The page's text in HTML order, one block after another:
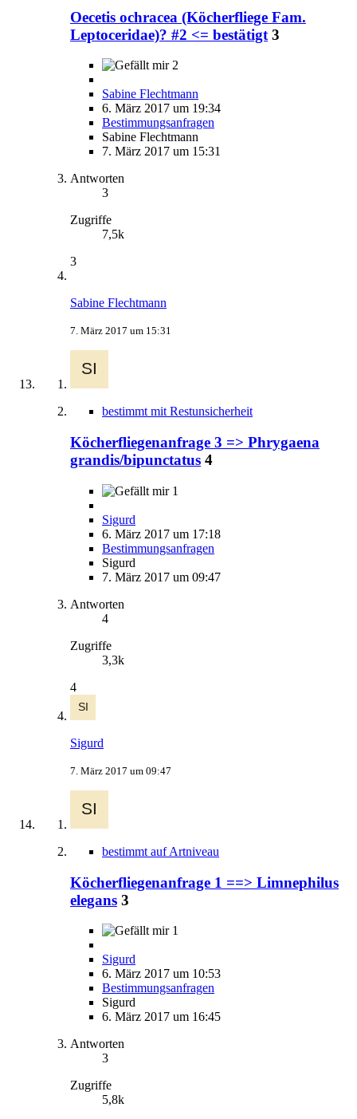
Oecetis ochracea (Köcherfliege Fam.
Leptoceridae)? #2 <= bestätigt 3
2
Sabine Flechtmann
6. März 2017 um 19:34
Bestimmungsanfragen
Sabine Flechtmann
7. März 2017 um 15:31
Antworten
3
Zugriffe
7,5k
3
Sabine Flechtmann
7. März 2017 um 15:31
bestimmt mit Restunsicherheit
Köcherfliegenanfrage 3 => Phrygaena
grandis/bipunctatus 4
1
Sigurd
6. März 2017 um 17:18
Bestimmungsanfragen
Sigurd
7. März 2017 um 09:47
Antworten
4
Zugriffe
3,3k
4
Sigurd
7. März 2017 um 09:47
bestimmt auf Artniveau
Köcherfliegenanfrage 1 ==> Limnephilus
elegans 3
1
Sigurd
6. März 2017 um 10:53
Bestimmungsanfragen
Sigurd
6. März 2017 um 16:45
Antworten
3
Zugriffe
5,8k